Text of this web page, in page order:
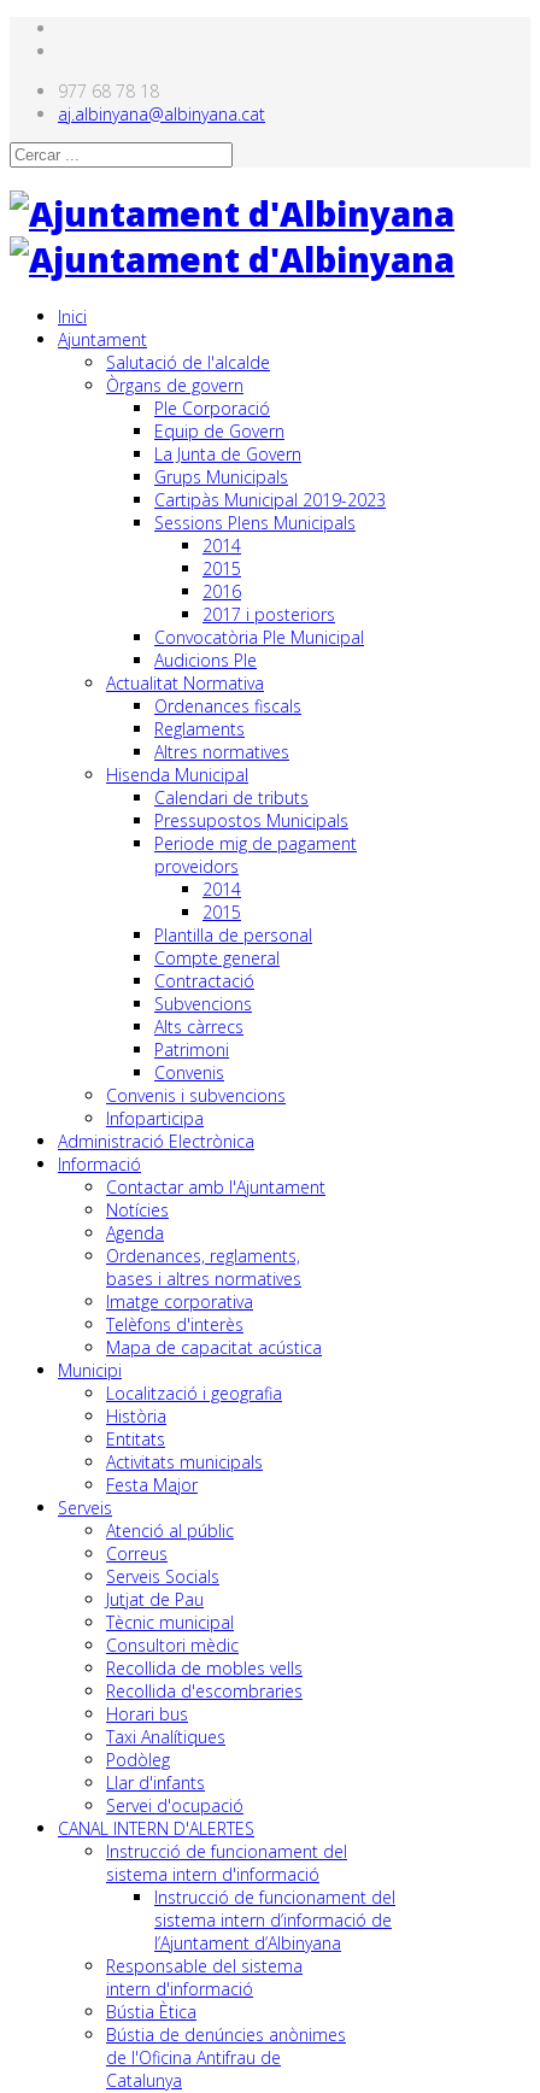
977 68 78 18
aj.albinyana@albinyana.cat
Inici
Ajuntament
Salutació de l'alcalde
Òrgans de govern
Ple Corporació
Equip de Govern
La Junta de Govern
Grups Municipals
Cartipàs Municipal 2019-2023
Sessions Plens Municipals
2014
2015
2016
2017 i posteriors
Convocatòria Ple Municipal
Audicions Ple
Actualitat Normativa
Ordenances fiscals
Reglaments
Altres normatives
Hisenda Municipal
Calendari de tributs
Pressupostos Municipals
Periode mig de pagament
proveidors
2014
2015
Plantilla de personal
Compte general
Contractació
Subvencions
Alts càrrecs
Patrimoni
Convenis
Convenis i subvencions
Infoparticipa
Administració Electrònica
Informació
Contactar amb l'Ajuntament
Notícies
Agenda
Ordenances, reglaments,
bases i altres normatives
Imatge corporativa
Telèfons d'interès
Mapa de capacitat acústica
Municipi
Localització i geografia
Història
Entitats
Activitats municipals
Festa Major
Serveis
Atenció al públic
Correus
Serveis Socials
Jutjat de Pau
Tècnic municipal
Consultori mèdic
Recollida de mobles vells
Recollida d'escombraries
Horari bus
Taxi Analítiques
Podòleg
Llar d'infants
Servei d'ocupació
CANAL INTERN D'ALERTES
Instrucció de funcionament del
sistema intern d'informació
Instrucció de funcionament del
sistema intern d’informació de
l’Ajuntament d’Albinyana
Responsable del sistema
intern d'informació
Bústia Ètica
Bústia de denúncies anònimes
de l'Oficina Antifrau de
Catalunya